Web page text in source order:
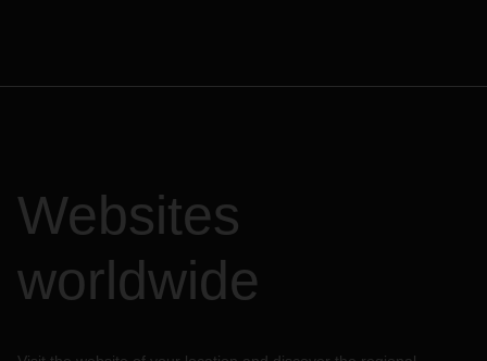
Websites
worldwide